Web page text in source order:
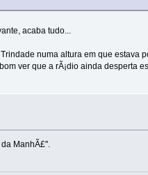
acaba tudo...
numa altura em que
ver que a rÃ¡dio ainda desperta
ManhÃ£".